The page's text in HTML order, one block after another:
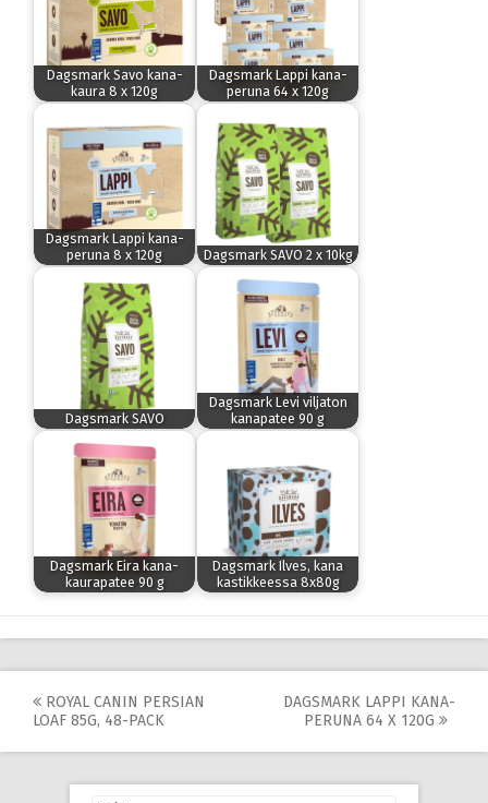
Dagsmark Savo kana-
kaura 8 x 120g
Dagsmark Lappi kana-
peruna 64 x 120g
Dagsmark Lappi kana-
peruna 8 x 120g
Dagsmark SAVO 2 x 10kg
Dagsmark SAVO
Dagsmark Levi viljaton
kanapatee 90 g
Dagsmark Eira kana-
kaurapatee 90 g
Dagsmark Ilves, kana
kastikkeessa 8x80g
Post
navigation
ROYAL CANIN PERSIAN
LOAF 85G, 48-PACK
DAGSMARK LAPPI KANA-
PERUNA 64 X 120G